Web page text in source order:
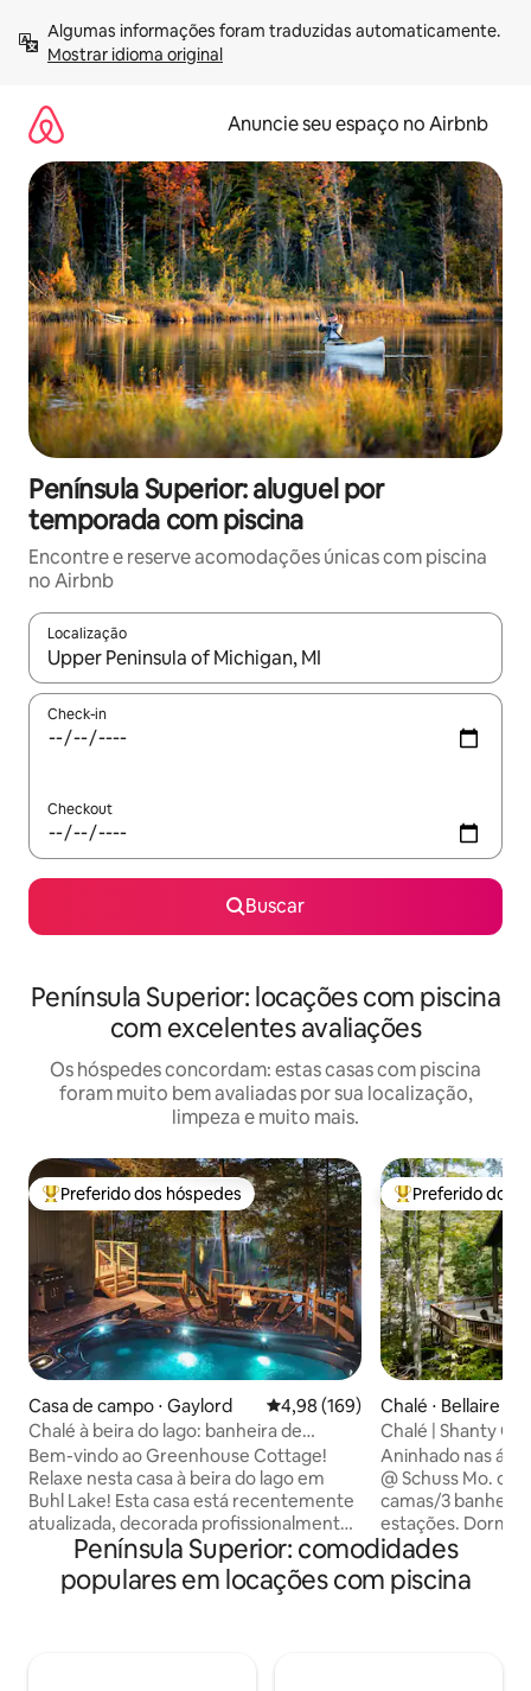
para
Mostrar idioma original
Anuncie seu espaço no Airbnb
Península Superior: aluguel por
temporada com piscina
Encontre e reserve acomodações únicas com piscina
no Airbnb
Localização
Quando os resultados estiverem disponíveis, explore-os
Check-in
Checkout
Buscar
Península Superior: locações com piscina
com excelentes avaliações
Os hóspedes concordam: estas casas com piscina
foram muito bem avaliadas por sua localização,
limpeza e muito mais.
Entre os melhores preferidos dos hóspedes
Preferido dos hóspedes
Casa de campo ⋅ Gaylord 4,98 de uma avaliação média de
4,98 (169)
Chalé à beira do lago: banheira de
hidromassagem, piscina, fogueira,
caiaques
Bem-vindo ao Greenhouse Cottage!
Relaxe nesta casa à beira do lago em
Buhl Lake! Esta casa está recentemente
atualizada, decorada profissionalmente
e está pronta para hospedar suas
memórias de viagem favoritas. Pouco
menos de 20 minutos de Treetops &
Entre os
Preferido dos
Chalé ⋅ Bellaire
Chalé | Shanty
| Piscina
Aninhado nas
@ Schuss Mo.
camas/3
estações. Dorme
lagos, resorts de
3 banheiros
aconchegante e
Península Superior: comodidades
populares em locações com piscina